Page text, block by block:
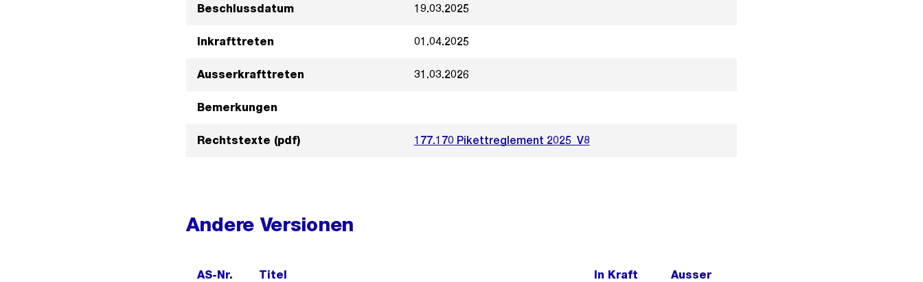
Beschlussdatum 19.03.2025
Inkrafttreten 01.04.2025
Ausserkrafttreten 31.03.2026
Bemerkungen
Rechtstexte (pdf) 177.170 Pikettreglement 2025_V8
Andere Versionen
AS-Nr. Titel In Kraft
Ausser